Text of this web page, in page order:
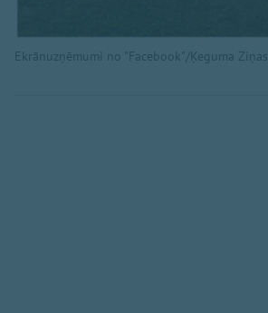
Ekrānuzņēmumi no "Facebook"/Ķeguma Ziņas